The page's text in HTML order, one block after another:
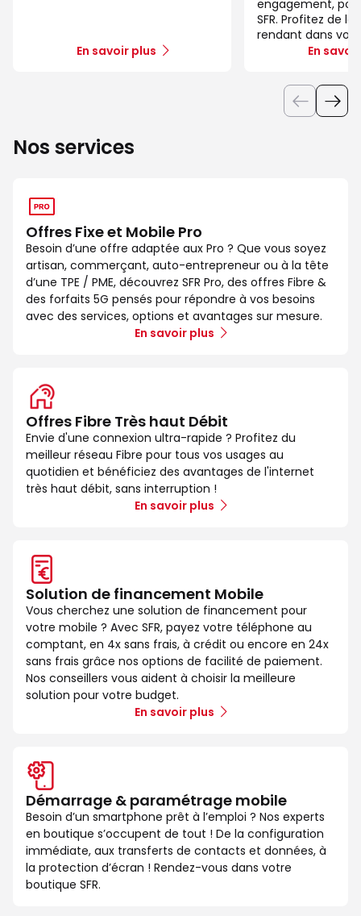
En savoir plus
engagement,
SFR. Profitez de
rendant dans
En
Nos services
Offres Fixe et Mobile Pro
Besoin d’une offre adaptée aux Pro ? Que vous soyez
artisan, commerçant, auto-entrepreneur ou à la tête
d’une TPE / PME, découvrez SFR Pro, des offres Fibre &
des forfaits 5G pensés pour répondre à vos besoins
avec des services, options et avantages sur mesure.
En savoir plus
Offres Fibre Très haut Débit
Envie d'une connexion ultra-rapide ? Profitez du
meilleur réseau Fibre pour tous vos usages au
quotidien et bénéficiez des avantages de l'internet
très haut débit, sans interruption !
En savoir plus
Solution de financement Mobile
Vous cherchez une solution de financement pour
votre mobile ? Avec SFR, payez votre téléphone au
comptant, en 4x sans frais, à crédit ou encore en 24x
sans frais grâce nos options de facilité de paiement.
Nos conseillers vous aident à choisir la meilleure
solution pour votre budget.
En savoir plus
Démarrage & paramétrage mobile
Besoin d’un smartphone prêt à l’emploi ? Nos experts
en boutique s’occupent de tout ! De la configuration
immédiate, aux transferts de contacts et données, à
la protection d’écran ! Rendez-vous dans votre
boutique SFR.